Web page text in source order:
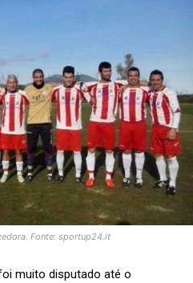
Fonte: sportup24.it
muito disputado até o